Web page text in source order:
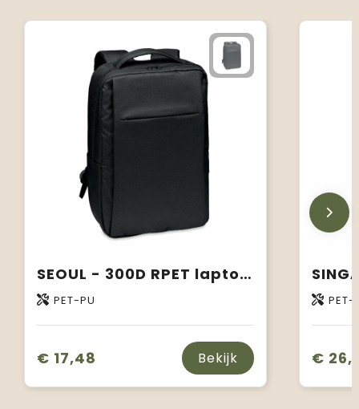
SEOUL - 300D RPET laptop rugzak
PET-PU
€ 17,48 Bekijk
PET-
€